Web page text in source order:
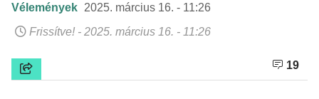
Vélemények 2025. március 16. - 11:26
Frissítve! - 2025. március 16. - 11:26
19